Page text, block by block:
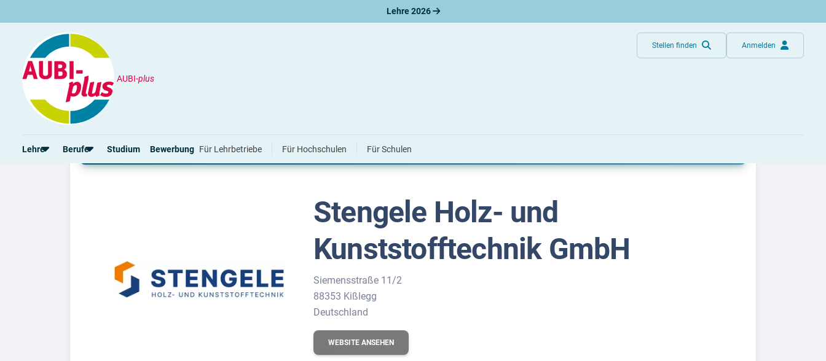
Lehre 2026
AUBI-plus
Stellen finden Anmelden
Lehre Berufe
Alle Lehrberufe
Studium Bewerbung Für Lehrbetriebe Für Hochschulen Für Schulen
Unternehmen / Azienda
Stengele Holz- und
Kunststofftechnik GmbH
Siemensstraße 11/2
88353 Kißlegg
Deutschland
WEBSITE ANSEHEN